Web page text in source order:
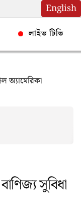
English
লাইভ টিভি
অ্যামেরিকা
সুবিধা